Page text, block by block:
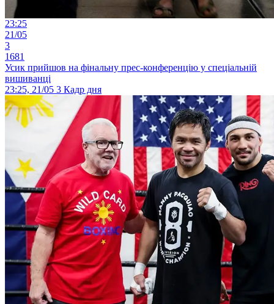
23:25
21/05
3
1681
Усик прийшов на фінальну прес-конференцію у спеціальній
вишиванці
23:25, 21/05 3 Кадр дня